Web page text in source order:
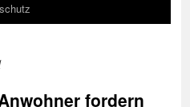
fordern